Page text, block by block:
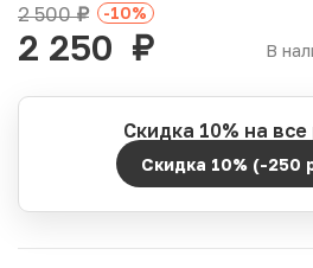
В
2 500руб. -10%
2 250 руб.
Скидка 10% на
Скидка 10% (-250
Период действия акции: